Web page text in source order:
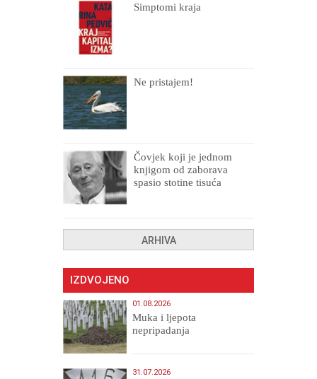
Simptomi kraja
Ne pristajem!
Čovjek koji je jednom
knjigom od zaborava
spasio stotine tisuća
ARHIVA
IZDVOJENO
01.08.2026
Muka i ljepota
nepripadanja
31.07.2026